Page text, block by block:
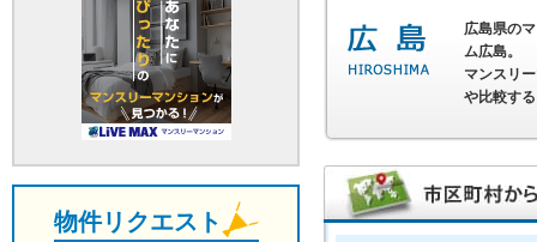
広島県の
ム広島。
マンスリ
や比較す
物件リクエスト